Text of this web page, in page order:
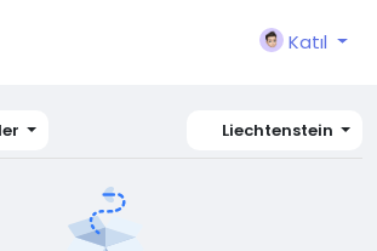
Katıl
Liechtenstein